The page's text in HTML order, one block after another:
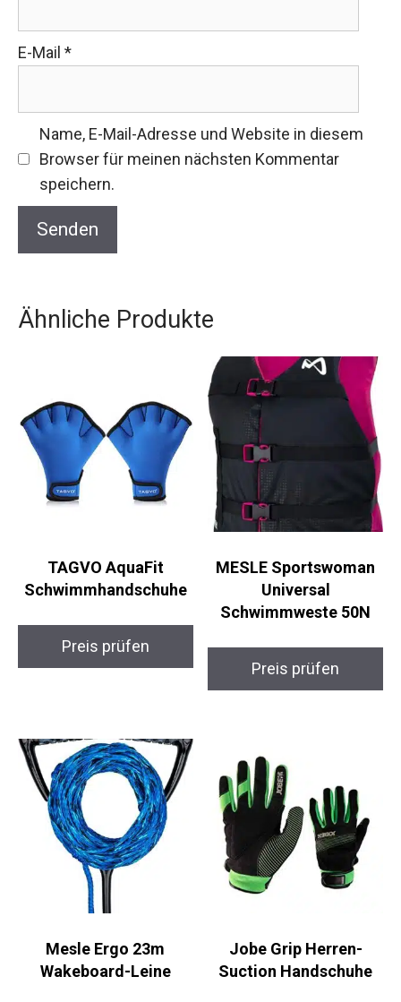
E-Mail *
Name, E-Mail-Adresse und Website in diesem
Browser für meinen nächsten Kommentar
speichern.
Ähnliche Produkte
TAGVO AquaFit
Schwimmhandschuhe
Preis prüfen
MESLE Sportswoman
Universal
Schwimmweste 50N
Preis prüfen
Mesle Ergo 23m
Wakeboard-Leine
Jobe Grip Herren-
Suction Handschuhe